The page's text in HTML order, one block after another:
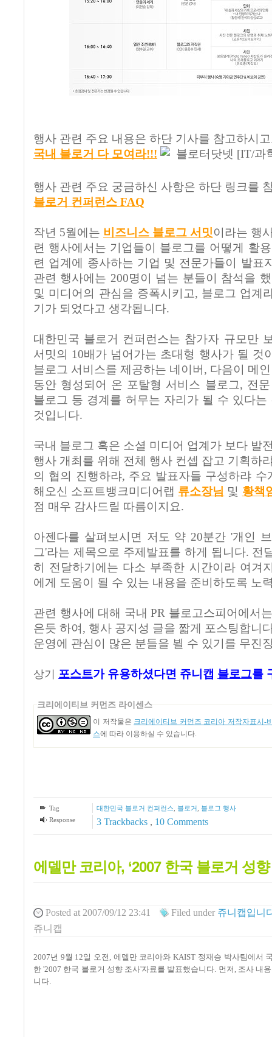
행사 관련 주요 내용은 하단 기사를 참고하시
국내 블로거 다 모여라!!!
블로터닷넷 [IT/과
행사 관련 주요 궁금하신 사항은 하단 링크를
블로거 컨퍼런스 FAQ
작년 5월에는 비즈니스 블로그 서밋이라는 행
련 행사에서는 기업들이 블로그를 어떻게 활
련 업계에 종사하는 기업 및 전문가들이 발표
관련 행사에는 200명이 넘는 분들이 참석을
및 미디어의 관심을 증폭시키고, 블로그 업계
기가 되었다고 생각됩니다.
대한민국 블로거 컨퍼런스는 참가자 규모만
서밋의 10배가 넘어가는 초대형 행사가 될 것
블로그 서비스를 제공하는 네이버, 다음이 메
동안 형성되어 온 포탈형 서비스 블로그, 전
블로그 등 경계를 허무는 자리가 될 수 있다
것입니다.
국내 블로그 혹은 소셜 미디어 업계가 보다 발
행사 개최를 위해 전체 행사 컨셉 잡고 기획하
의 협의 진행하랴, 주요 발표자들 구성하랴 수
해오신 소프트뱅크미디어랩 류소장님 및 황책
점 매우 감사드릴 따름이지요.
아젠다를 살펴보시면 저도 약 20분간 '개인
그'라는 제목으로 주제발표를 하게 됩니다. 전
히 전달하기에는 다소 부족한 시간이라 여겨
에게 도움이 될 수 있는 내용을 준비하도록 노
관련 행사에 대해 국내 PR 블로고스피어에서
은듯 하여, 행사 공지성 글을 짧게 포스팅합니
운영에 관심이 많은 분들을 뵐 수 있기를 무진
상기 포스트가유용하셨다면 쥬니캡 블로그를
크리에이티브 커먼즈 라이센스
이 저작물은 크리에이티브 커먼즈 코리아 저작자표시-
스에 따라 이용하실 수 있습니다.
Tag 대한민국 블로거 컨퍼런스 블로거 블로그 행사
Response
3Trackbacks , 10Comments
에델만 코리아, ‘2007 한국 블로거 성
Posted at 2007/09/12 23:41 Filedunder 쥬니캡입니
쥬니캡
2007년 9월 12일 오전, 에델만 코리아와 KAIST 정재승 박사팀에서
한 '2007 한국 블로거 성향 조사'자료를 발표했습니다. 먼저, 조사 내
니다.